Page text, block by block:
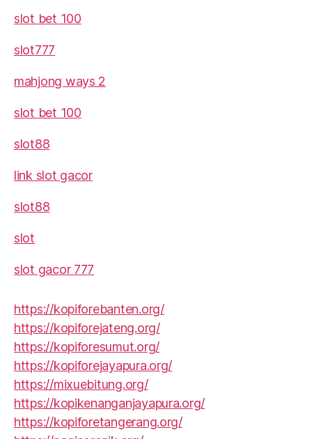
slot bet 100
slot777
mahjong ways 2
slot bet 100
slot88
link slot gacor
slot88
slot
slot gacor 777
https://kopiforebanten.org/
https://kopiforejateng.org/
https://kopiforesumut.org/
https://kopiforejayapura.org/
https://mixuebitung.org/
https://kopikenanganjayapura.org/
https://kopiforetangerang.org/